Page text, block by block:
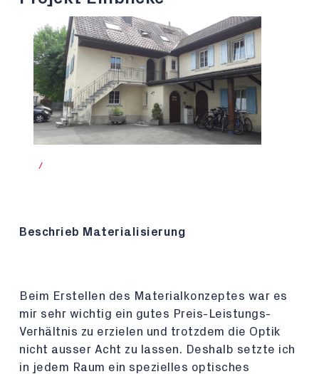
/
Beschrieb Materialisierung
Beim Erstellen des Materialkonzeptes war es
mir sehr wichtig ein gutes Preis-Leistungs-
Verhältnis zu erzielen und trotzdem die Optik
nicht ausser Acht zu lassen. Deshalb setzte ich
in jedem Raum ein spezielles optisches